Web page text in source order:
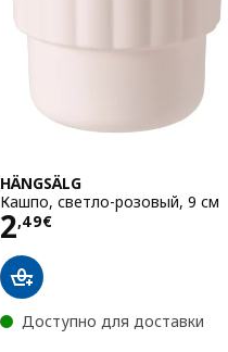
HÄNGSÄLG
Кашпо, светло-розовый, 9 см
2,49€
Цена 2,49€
Доступно для доставки